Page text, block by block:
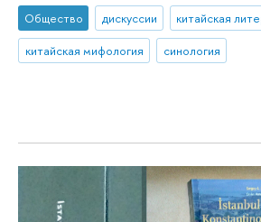
Общество дискуссии
китайская
китайская мифология
синология